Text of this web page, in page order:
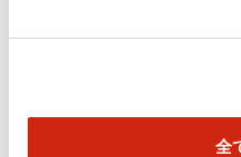
全
版）（日本語）